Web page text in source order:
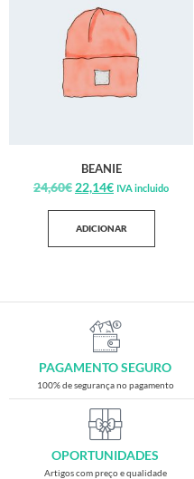
BEANIE
24,60€ 22,14€ IVA incluido
ADICIONAR
PAGAMENTO SEGURO
100% de segurança no pagamento
OPORTUNIDADES
Artigos com preço e qualidade